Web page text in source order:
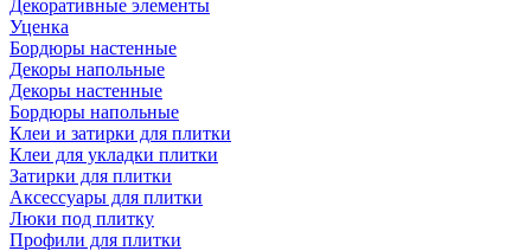
Декоративные элементы
Уценка
Бордюры настенные
Декоры напольные
Декоры настенные
Бордюры напольные
Клеи и затирки для плитки
Клеи для укладки плитки
Затирки для плитки
Аксессуары для плитки
Люки под плитку
Профили для плитки